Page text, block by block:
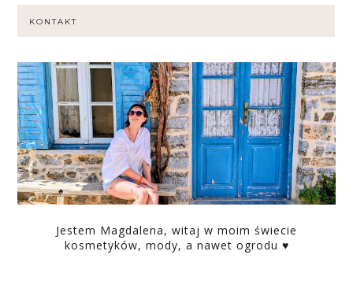
KONTAKT
Jestem Magdalena, witaj w moim świecie
kosmetyków, mody, a nawet ogrodu ♥